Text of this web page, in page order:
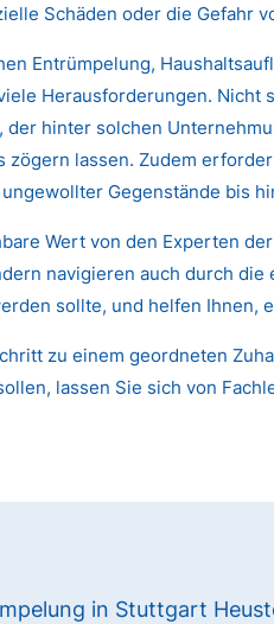
Schäden oder die Gefahr
Entrümpelung,
Herausforderungen. Nicht
der hinter solchen
zögern lassen. Zudem
Gegenstände bis
Wert von den Experten
navigieren auch durch
sollte, und helfen Ihnen,
zu einem geordneten
lassen Sie sich von
in Stuttgart